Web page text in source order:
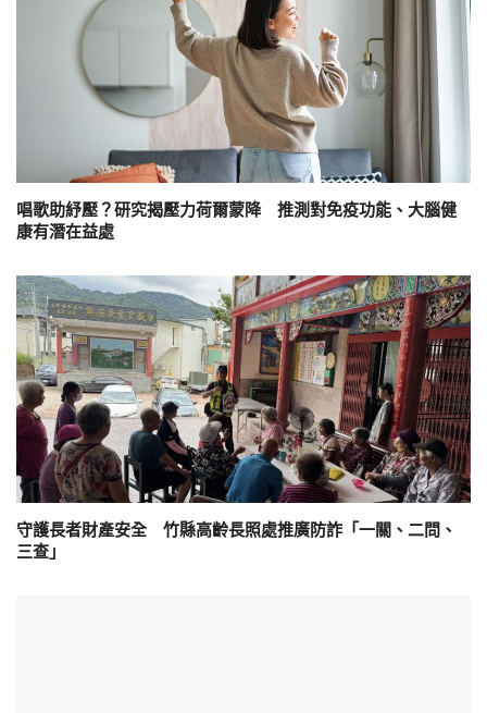
唱歌助紓壓？研究揭壓力荷爾蒙降 推測對免疫功能、大腦健
康有潛在益處
守護長者財產安全 竹縣高齡長照處推廣防詐「一關、二問、
三查」